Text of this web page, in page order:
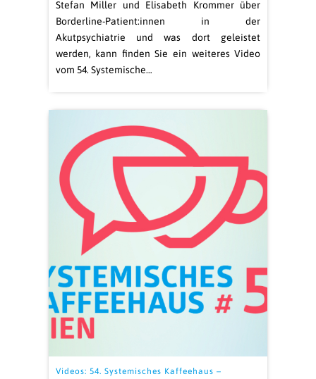
Stefan Miller und Elisabeth Krommer über
Borderline-Patient:innen in der
Akutpsychiatrie und was dort geleistet
werden, kann finden Sie ein weiteres Video
vom 54. Systemische…
Videos: 54. Systemisches Kaffeehaus –